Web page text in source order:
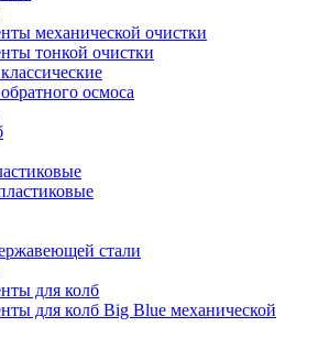
механической очистки
тонкой очистки
осмоса
стали
для колб
для колб Big Blue механической